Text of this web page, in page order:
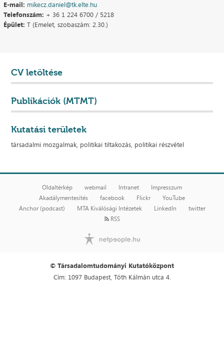
E-mail: mikecz.daniel@tk.elte.hu
Telefonszám: + 36 1 224 6700 / 5218
Épület: T (Emelet, szobaszám: 2.30.)
CV letöltése
Publikációk (MTMT)
Kutatási területek
társadalmi mozgalmak, politikai tiltakozás, politikai részvétel
Oldaltérkép webmail Intranet
Impresszum
Akadálymentesítés
facebook Flickr
YouTube
Anchor (podcast)
MTA Kiválósági Intézetek LinkedIn
twitter
RSS
© Társadalomtudományi Kutatóközpont
Cím: 1097 Budapest, Tóth Kálmán utca 4.